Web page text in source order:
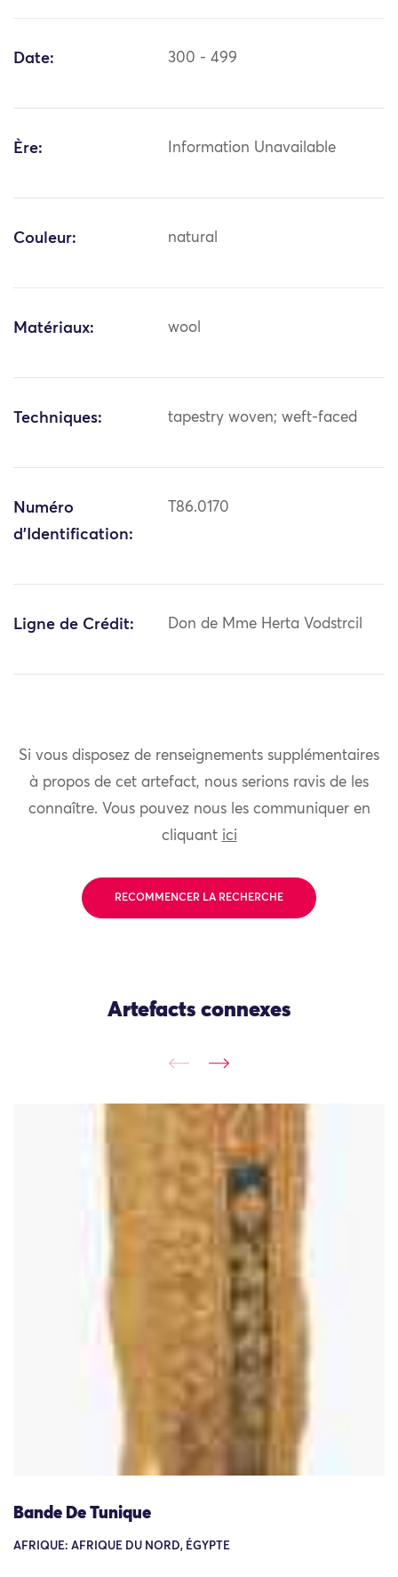
Date: 300 - 499
Ère: Information Unavailable
Couleur: natural
Matériaux: wool
Techniques: tapestry woven; weft-faced
Numéro
d'Identification:
T86.0170
Ligne de Crédit: Don de Mme Herta Vodstrcil
Si vous disposez de renseignements supplémentaires
à propos de cet artefact, nous serions ravis de les
connaître. Vous pouvez nous les communiquer en
cliquant ici
RECOMMENCER LA RECHERCHE
Artefacts connexes
Bande De Tunique
AFRIQUE: AFRIQUE DU NORD, ÉGYPTE